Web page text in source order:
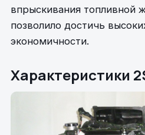
впрыскивания топливной
позволило достичь
экономичности.
Характеристики